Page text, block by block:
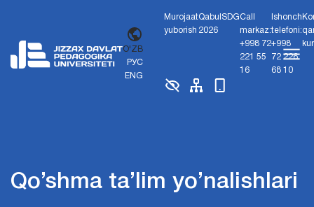
O'ZB
РУС
ENG
Murojaat
yuborish
Qabul
2026
SDGCall
markaz:
+998 72
221 55
16
Ishonch
telefoni:
+998
72 226
68 10
Qo’shma ta’lim yo’nalishlari